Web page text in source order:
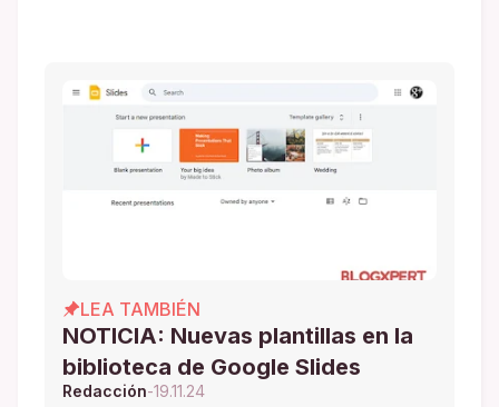
LEA TAMBIÉN
NOTICIA: Nuevas plantillas en la
biblioteca de Google Slides
Redacción-19.11.24